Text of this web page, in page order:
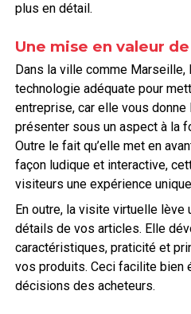
plus en détail.
Une mise en valeur
Dans la ville comme
technologie adéquate pour
entreprise, car elle vous donne
présenter sous un aspect à la
Outre le fait qu’elle met en
façon ludique et interactive,
visiteurs une expérience
En outre, la visite virtuelle lève
détails de vos articles. Elle
caractéristiques, praticité et
vos produits. Ceci facilite bien
décisions des acheteurs.